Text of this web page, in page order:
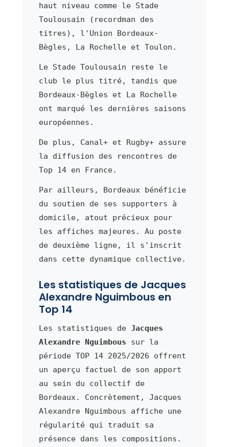
haut niveau comme le Stade
Toulousain (recordman des
titres), l'Union Bordeaux-
Bègles, La Rochelle et Toulon.
Le Stade Toulousain reste le
club le plus titré, tandis que
Bordeaux-Bègles et La Rochelle
ont marqué les dernières saisons
européennes.
De plus, Canal+ et Rugby+ assure
la diffusion des rencontres de
Top 14 en France.
Par ailleurs, Bordeaux bénéficie
du soutien de ses supporters à
domicile, atout précieux pour
les affiches majeures. Au poste
de deuxième ligne, il s'inscrit
dans cette dynamique collective.
Les statistiques de Jacques
Alexandre Nguimbous en
Top 14
Les statistiques de Jacques
Alexandre Nguimbous sur la
période TOP 14 2025/2026 offrent
un aperçu factuel de son apport
au sein du collectif de
Bordeaux. Concrètement, Jacques
Alexandre Nguimbous affiche une
régularité qui traduit sa
présence dans les compositions.